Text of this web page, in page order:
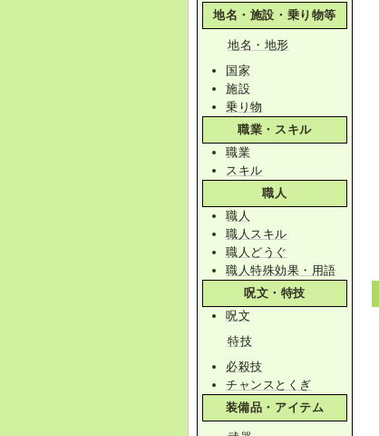
地名・施設・乗り物等
地名・地形
国家
施設
乗り物
職業・スキル
職業
スキル
職人
職人
職人スキル
職人どうぐ
職人特殊効果・用語
呪文・特技
呪文
特技
必殺技
チャンスとくぎ
装備品・アイテム